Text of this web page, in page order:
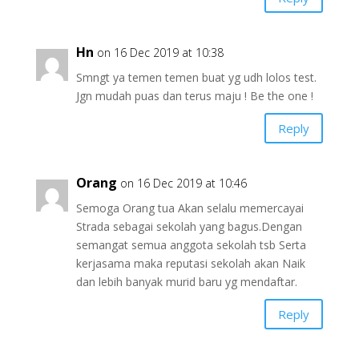
Hn on 16 Dec 2019 at 10:38
Smngt ya temen temen buat yg udh lolos test.
Jgn mudah puas dan terus maju ! Be the one !
Reply
Orang on 16 Dec 2019 at 10:46
Semoga Orang tua Akan selalu memercayai
Strada sebagai sekolah yang bagus.Dengan
semangat semua anggota sekolah tsb Serta
kerjasama maka reputasi sekolah akan Naik
dan lebih banyak murid baru yg mendaftar.
Reply